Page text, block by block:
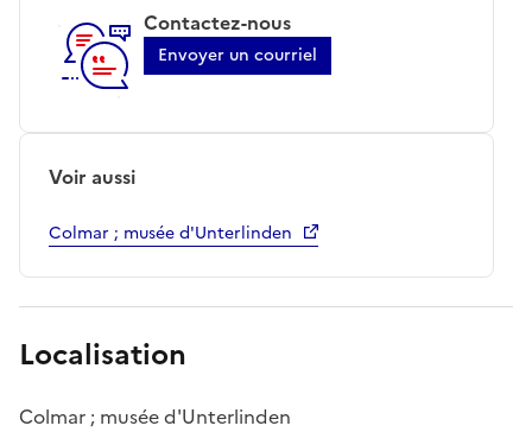
Contactez-nous
Envoyer un courriel
Voir aussi
Colmar ; musée d'Unterlinden
Localisation
Colmar ; musée d'Unterlinden